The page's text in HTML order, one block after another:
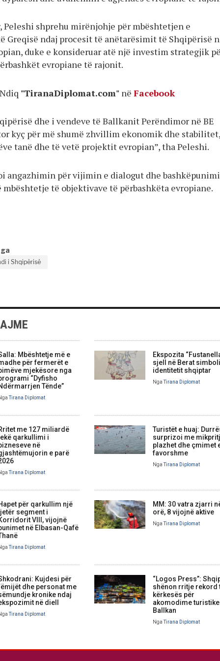
Peleshi shprehu mirënjohje për mbështetjen e
Greqisë ndaj procesit të anëtarësimit të Shqipërisë
duke e konsideruar atë një investim strategjik
evropiane të rajonit.
"TiranaDiplomat.com" në Facebook
dhe i vendeve të Ballkanit Perëndimor në BE
kyç për më shumë zhvillim ekonomik dhe
tanë dhe të vetë projektit evropian”, tha Peleshi.
angazhimin për vijimin e dialogut dhe
të objektivave të përbashkëta evropiane.
i Shqipërisë
Mbështetje më e
për fermerët e
mjekësore nga
“Dyfisho
Tënde”
Tirana Diplomat
Ekspozita
sjell në Berat
identitetit shqiptar
NgaTirana Diplomat
me 127 miliardë
qarkullimi i
në
e parë
Tirana Diplomat
Turistët e huaj:
surprizoi me
plazhet dhe çmimet
favorshme
NgaTirana Diplomat
për qarkullim një
segment i
VIII, vijojnë
në Elbasan-Qafë
Tirana Diplomat
MM: 30 vatra zjarri
orë, 8 vijojnë aktive
NgaTirana Diplomat
Kujdesi për
dhe personat me
kronike ndaj
në diell
Tirana Diplomat
“Logos Press”:
shënon rritje rekord
kërkesës për
akomodime turistike
Ballkan
NgaTirana Diplomat